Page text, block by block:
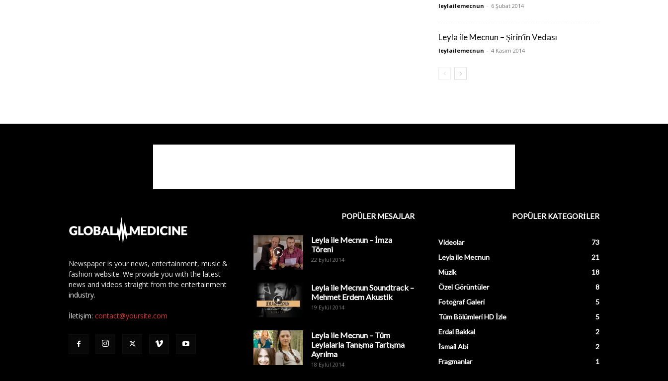
leylailemecnun - 6 Şubat 2014
Leyla ile Mecnun – Şirin’in Vedası
leylailemecnun - 4 Kasım 2014
Newspaper is your news, entertainment, music &
fashion website. We provide you with the latest
news and videos straight from the entertainment
industry.
İletişim: contact@yoursite.com
POPÜLER MESAJLAR
Leyla ile Mecnun – İmza
Töreni
22 Eylül 2014
Leyla ile Mecnun Soundtrack –
Mehmet Erdem Akustik
19 Eylül 2014
Leyla ile Mecnun – Tüm
Leylalarla Tanışma Tartışma
Ayrılma
18 Eylül 2014
POPÜLER KATEGORİLER
Videolar
73
Leyla ile Mecnun
21
Müzik
18
Özel Görüntüler
8
Fotoğraf Galeri
5
Tüm Bölümleri HD İzle
5
Erdal Bakkal
2
İsmail Abi
2
Fragmanlar
1